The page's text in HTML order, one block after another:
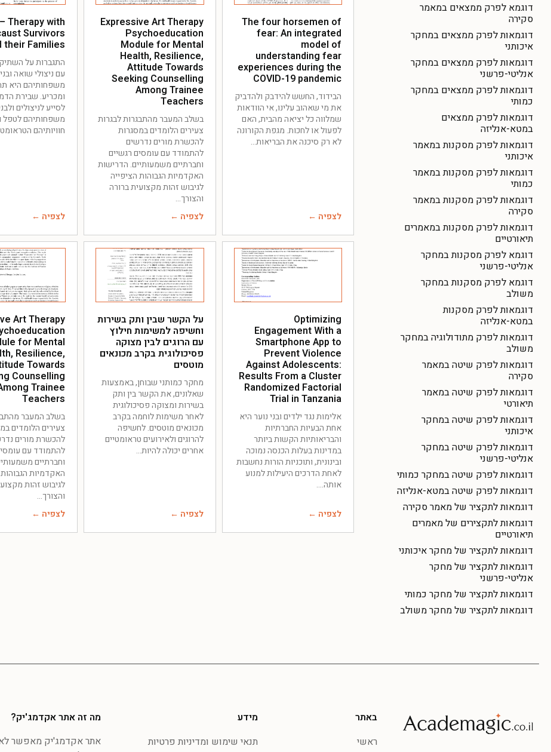
דוגמא לפרק ממצאים במאמר
סקירה
דוגמאות לפרק ממצאים במחקר
איכותני
דוגמאות לפרק ממצאים במחקר
אנליטי-פרשני
דוגמאות לפרק ממצאים במחקר
כמותי
דוגמאות לפרק ממצאים
במטא-אנליזה
דוגמאות לפרק מסקנות במאמר
איכותני
דוגמאות לפרק מסקנות במאמר
כמותי
דוגמאות לפרק מסקנות במאמר
סקירה
דוגמאות לפרק מסקנות במאמרים
תיאורטיים
דוגמא לפרק מסקנות במחקר
אנליטי-פרשני
דוגמא לפרק מסקנות במחקר
משולב
דוגמאות לפרק מסקנות
במטא-אנליזה
דוגמאות לפרק מתודולוגיה במחקר
משולב
דוגמאות לפרק שיטה במאמר
סקירה
דוגמאות לפרק שיטה במאמר
תיאורטי
דוגמאות לפרק שיטה במחקר
איכותני
דוגמאות לפרק שיטה במחקר
אנליטי-פרשני
דוגמאות לפרק שיטה במחקר כמותי
דוגמאות לפרק שיטה במטא-אנליזה
דוגמאות לתקציר של מאמר סקירה
דוגמאות לתקצירים של מאמרים
תיאורטיים
דוגמאות לתקציר של מחקר איכותני
דוגמאות לתקציר של מחקר
אנליטי-פרשני
דוגמאות לתקציר של מחקר כמותי
דוגמאות לתקציר של מחקר משולב
The four horsemen of
fear: An integrated
model of
understanding fear
experiences during the
COVID-19 pandemic
הבידוד, החשש להידבק ולהדביק
את מי שאהוב עלינו, אי הוודאות
שמלווה כל יציאה מהבית, האם
לפעול או לחכות. מגפת הקורונה
לא רק סיכנה את הבריאות
לצפיה ←
Expressive Art Therapy
Psychoeducation
Module for Mental
Health, Resilience,
Attitude Towards
Seeking Counselling
Among Trainee
Teachers
בשלב המעבר מהתבגרות לבגרות
צעירים הלומדים במסגרות
להכשרת מורים נדרשים
להתמודד עם עומסים רגשיים
וחברתיים משמעותיים. הדרישות
האקדמיות הגבוהות הציפייה
לגיבוש זהות מקצועית ברורה
והצורך
לצפיה ←
Therapy with
Survivors
their Families
התגברות על
עם ניצולי שואה ובני
משפחותיהם היא
ומכריע. שבירת
לסייע לניצולים
משפחותיהם לטפל
חוויותיהם
לצפיה ←
Optimizing
Engagement With a
Smartphone App to
Prevent Violence
Against Adolescents:
Results From a Cluster
Randomized Factorial
Trial in Tanzania
אלימות נגד ילדים ובני נוער היא
אחת הבעיות החברתיות
והבריאותיות הקשות ביותר
במדינות בעלות הכנסה נמוכה
ובינונית, ותוכניות הורות נחשבות
לאחת הדרכים היעילות למנוע
אותה.
לצפיה ←
על הקשר שבין ותק בשירות
וחשיפה למשימות חילוץ
עם הרוגים לבין מצוקה
פסיכולוגית בקרב מכונאים
מוטסים
מחקר כמותני שבוחן, באמצעות
שאלונים, את הקשר בין ותק
בשירות ומצוקה פסיכולוגית
לאחר משימות לוחמה בקרב
מכונאים מוטסים. לחשיפה
להרוגים ולאירועים טראומטיים
אחרים יכולה להיות
לצפיה ←
Art Therapy
for Mental
Resilience,
Towards
Counselling
Trainee
Teachers
בשלב המעבר
צעירים הלומדים
להכשרת מורים
להתמודד עם
וחברתיים
האקדמיות
לגיבוש זהות
והצורך
לצפיה ←
באתר
ראשי
מידע
תנאי שימוש ומדיניות פרטיות
מה זה אתר אקדמג'יק?
אתר אקדמג'יק מאפשר